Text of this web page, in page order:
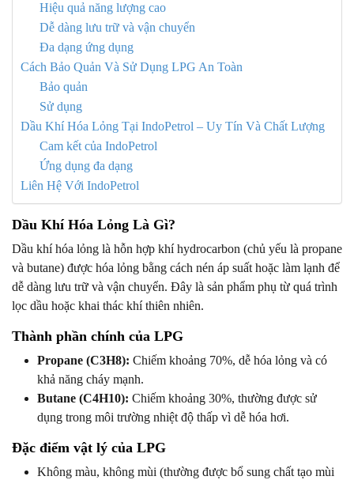
Hiệu quả năng lượng cao
Dễ dàng lưu trữ và vận chuyển
Đa dạng ứng dụng
Cách Bảo Quản Và Sử Dụng LPG An Toàn
Bảo quản
Sử dụng
Dầu Khí Hóa Lỏng Tại IndoPetrol – Uy Tín Và Chất Lượng
Cam kết của IndoPetrol
Ứng dụng đa dạng
Liên Hệ Với IndoPetrol
Dầu Khí Hóa Lỏng Là Gì?
Dầu khí hóa lỏng là hỗn hợp khí hydrocarbon (chủ yếu là propane
và butane) được hóa lỏng bằng cách nén áp suất hoặc làm lạnh để
dễ dàng lưu trữ và vận chuyển. Đây là sản phẩm phụ từ quá trình
lọc dầu hoặc khai thác khí thiên nhiên.
Thành phần chính của LPG
Propane (C3H8): Chiếm khoảng 70%, dễ hóa lỏng và có
khả năng cháy mạnh.
Butane (C4H10): Chiếm khoảng 30%, thường được sử
dụng trong môi trường nhiệt độ thấp vì dễ hóa hơi.
Đặc điểm vật lý của LPG
Không màu, không mùi (thường được bổ sung chất tạo mùi